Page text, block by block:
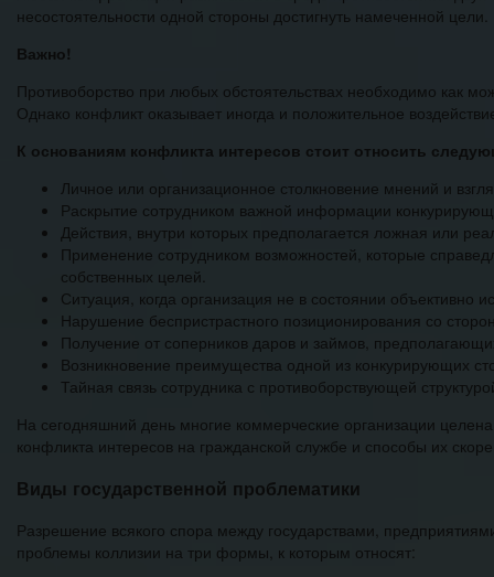
несостоятельности одной стороны достигнуть намеченной цели.
Важно!
Противоборство при любых обстоятельствах необходимо как
Однако конфликт оказывает иногда и положительное
К основаниям конфликта интересов стоит относить
Личное или организационное столкновение мнений и
Раскрытие сотрудником важной информации
Действия, внутри которых предполагается ложная или
Применение сотрудником возможностей, которые
собственных целей.
Ситуация, когда организация не в состоянии объективно
Нарушение беспристрастного позиционирования со
Получение от соперников даров и займов,
Возникновение преимущества одной из конкурирующих
Тайная связь сотрудника с противоборствующей
На сегодняшний день многие коммерческие организации
конфликта интересов на гражданской службе и способы их
Виды государственной проблематики
Разрешение всякого спора между государствами,
проблемы коллизии на три формы, к которым относят: